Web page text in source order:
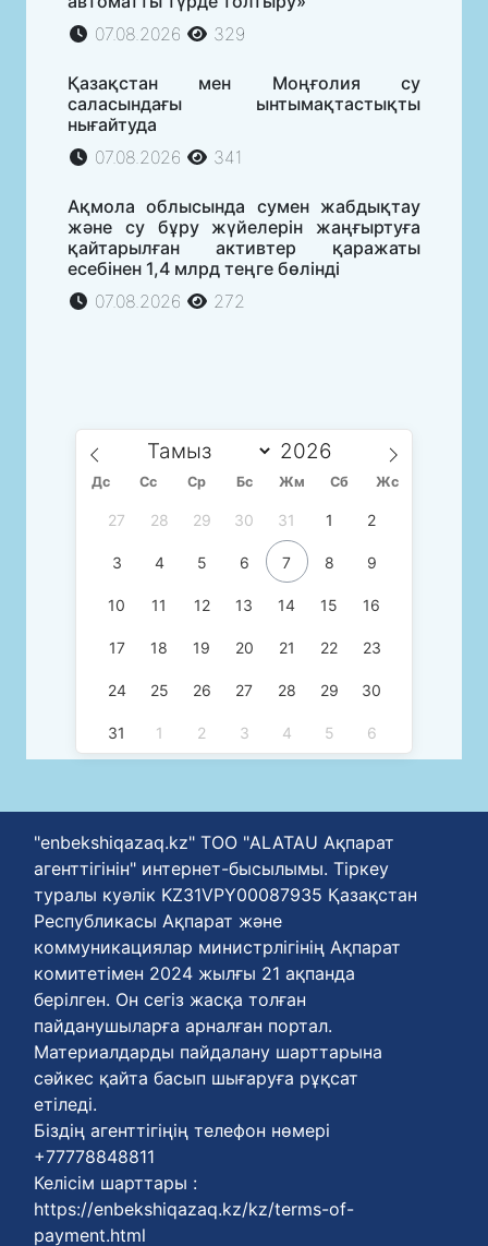
07.08.2026
329
Қазақстан мен Моңғолия су
саласындағы ынтымақтастықты
нығайтуда
07.08.2026
341
Ақмола облысында сумен жабдықтау
және су бұру жүйелерін жаңғыртуға
қайтарылған активтер қаражаты
есебінен 1,4 млрд теңге бөлінді
07.08.2026
272
Дс Сc Ср Бс Жм Сб Жс
27 28 29 30 31 1 2
3 4 5 6 7 8 9
10 11 12 13 14 15 16
17 18 19 20 21 22 23
24 25 26 27 28 29 30
31 1 2 3 4 5 6
"enbekshiqazaq.kz" ТОО "ALATAU Ақпарат
агенттігінін" интернет-бысылымы. Тіркеу
туралы куәлік KZ31VPY00087935 Қазақстан
Республикасы Ақпарат және
коммуникациялар министрлігінің Ақпарат
комитетімен 2024 жылғы 21 ақпанда
берілген. Он сегіз жасқа толған
пайданушыларға арналған портал.
Материалдарды пайдалану шарттарына
сәйкес қайта басып шығаруға рұқсат
етіледі.
Біздің агенттігіңің телефон нөмері
+77778848811
Келісім шарттары :
https://enbekshiqazaq.kz/kz/terms-of-
payment.html